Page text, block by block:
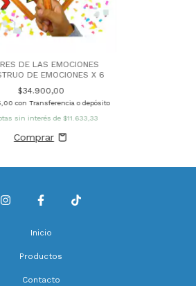
DE LAS EMOCIONES
DE EMOCIONES X 6
$34.900,00
con Transferencia o depósito
sin interés de $11.633,33
Inicio
Productos
Contacto